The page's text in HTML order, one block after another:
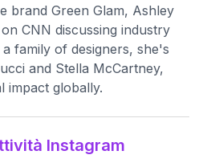
brand Green Glam, Ashley
CNN discussing industry
family of designers, she's
and Stella McCartney,
impact globally.
Instagram